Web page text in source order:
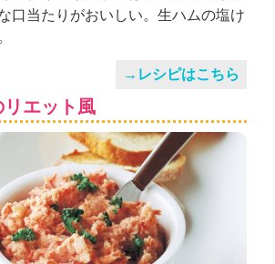
口当たりがおいしい。生ハムの塩け
→レシピはこちら
リエット風